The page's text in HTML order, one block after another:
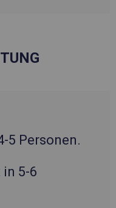
5 Personen.
5-6